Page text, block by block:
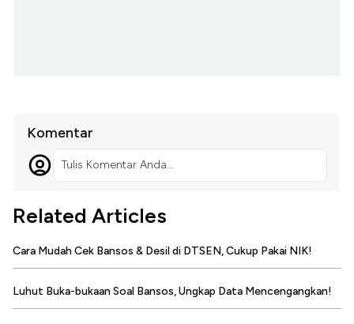
Komentar
Tulis Komentar Anda...
Related Articles
Cara Mudah Cek Bansos & Desil di DTSEN, Cukup Pakai NIK!
Luhut Buka-bukaan Soal Bansos, Ungkap Data Mencengangkan!